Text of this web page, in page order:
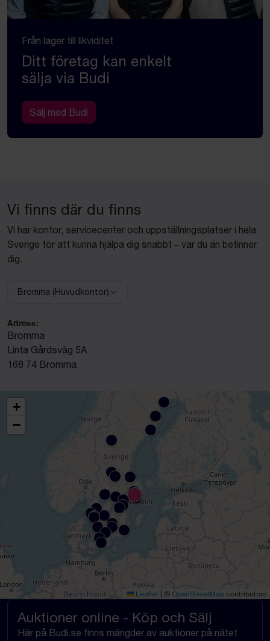
Från lager till likviditet
Ditt företag kan enkelt
sälja via Budi
Sälj med Budi
Vi finns där du finns
Vi har kontor, servicecenter och uppställningsplatser i hela
Sverige för att kunna hjälpa dig snabbt – var du än befinner
dig.
Välj anläggning:
Bromma (Huvudkontor)
Adress:
Bromma
Linta Gårdsväg 5A
168 74 Bromma
+
−
Leaflet © OpenStreetMap contributors
Auktioner online - Köp och Sälj
Här på Budi.se finns mängder av auktioner på nätet